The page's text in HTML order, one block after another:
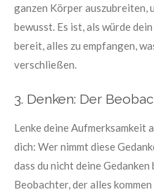
ganzen Körper auszubreiten,
bewusst. Es ist, als würde
bereit, alles zu empfangen,
verschließen.
3. Denken: Der
Lenke deine Aufmerksamkeit
dich: Wer nimmt diese
dass du nicht deine
Beobachter, der alles